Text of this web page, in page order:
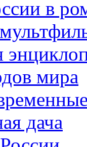
в
мира
дача